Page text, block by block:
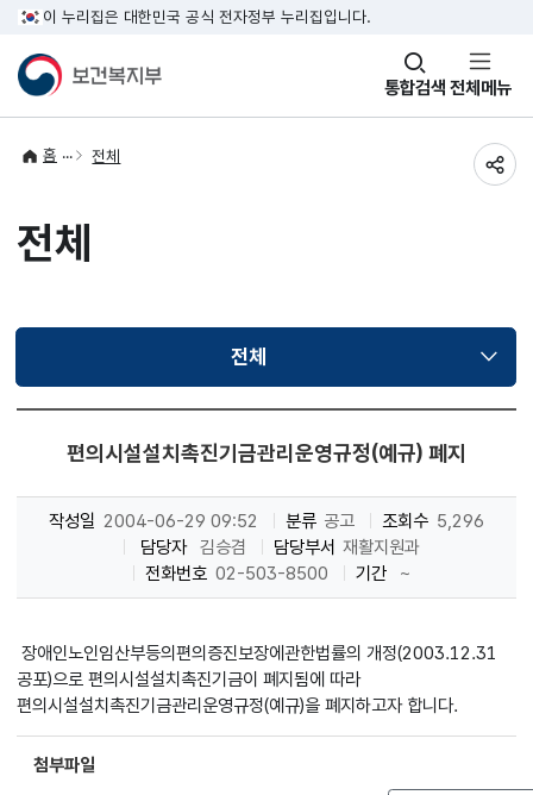
이 누리집은 대한민국 공식 전자정부 누리집입니다.
통합검색
창
열기 전체메뉴
홈 전체
전체
전체선택됨
편의시설설치촉진기금관리운영규정(예규) 폐지
작성일 2004-06-29 09:52 분류 공고 조회수 5,296
담당자 김승겸 담당부서 재활지원과
전화번호 02-503-8500 기간 ~
장애인노인임산부등의편의증진보장에관한법률의 개정(2003.12.31
공포)으로 편의시설설치촉진기금이 폐지됨에 따라
편의시설설치촉진기금관리운영규정(예규)을 폐지하고자 합니다.
첨부파일